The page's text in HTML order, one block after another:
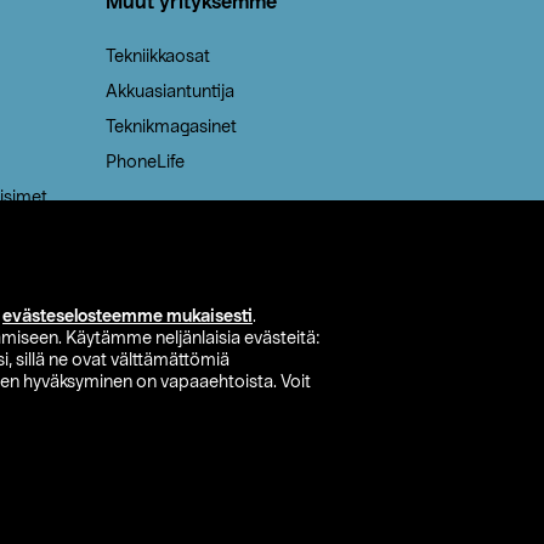
evästeselosteemme mukaisesti.
Käytämme neljänlaisia evästeitä:
sillä ne ovat välttämättömiä
hyväksyminen on vapaaehtoista. Voit
Tekniikkaosat
Akkuasiantuntija
Teknikmagasinet
PhoneLife